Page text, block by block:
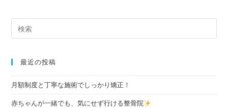
最近の投稿
月額制度と丁寧な施術でしっかり矯正！
赤ちゃんが一緒でも、気にせず行ける整骨院